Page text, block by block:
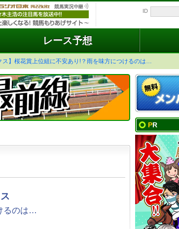
ID
レース予想
ス】桜花賞上位組に不安あり!？雨を味方につけるのは…
るのは…
PR